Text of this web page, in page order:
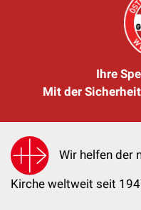
Ihre
Mit der
Wir helfen der
Kirche weltweit seit